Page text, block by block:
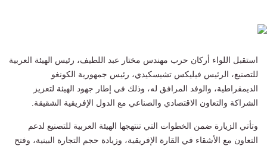
استقبل اللواء أركان حرب مهندس مختار عبد اللطيف، رئيس الهيئة العربية
للتصنيع، الرئيس فيليكس تشيسكيدي، رئيس جمهورية الكونغو
الديمقراطية، والوفد المرافق له، وذلك في إطار جهود الهيئة لتعزيز
الشراكة والتعاون الاقتصادي والصناعي مع الدول الإفريقية الشقيقة.
وتأتي الزيارة ضمن الخطوات التي تنتهجها الهيئة العربية للتصنيع لدعم
التعاون مع الأشقاء في القارة الإفريقية، وزيادة حجم التجارة البينية، وفتح